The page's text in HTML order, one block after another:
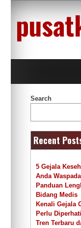
content
Search
Recent
5 Gejala
Anda
Panduan
Bidang Medis
Kenali Gejala
Perlu
Tren Terbaru